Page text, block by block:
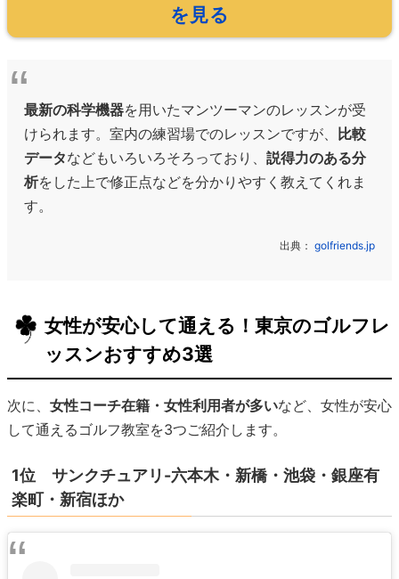
を見る
最新の科学機器を用いたマンツーマンのレッスンが受
けられます。室内の練習場でのレッスンですが、
比較
データなどもいろいろそろっており、 説得力のある分
析をした上で修正点などを分かりやすく教えてくれま
す。
出典： golfriends.jp
女性が安心して通える！東京のゴルフレ
ッスンおすすめ3選
次に、 女性コーチ在籍・女性利用者が多いなど、女性が安心
して通えるゴルフ教室を3つご紹介します。
1位 サンクチュアリ-六本木・新橋・池袋・銀座有
楽町・新宿ほか